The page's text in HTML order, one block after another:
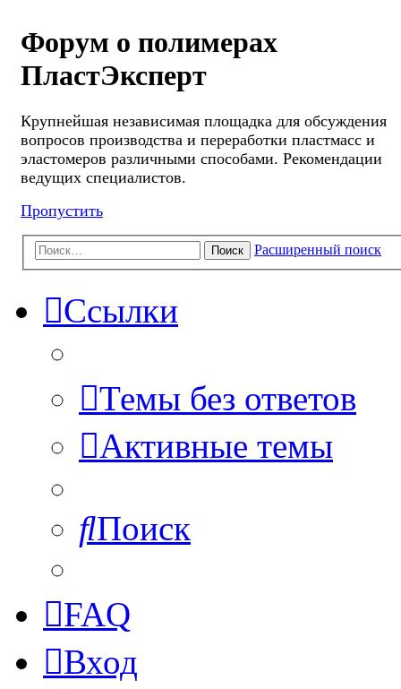
Форум о полимерах
ПластЭксперт
Крупнейшая независимая площадка для обсуждения
вопросов производства и переработки пластмасс и
эластомеров различными способами. Рекомендации
ведущих специалистов.
Пропустить
Поиск Расширенный поиск
Ссылки
Темы без ответов
Активные темы
Поиск
FAQ
Вход